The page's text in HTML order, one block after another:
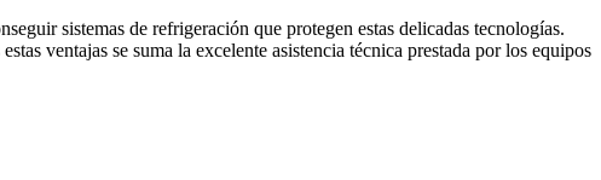
sistemas de refrigeración que protegen estas delicadas tecnologías.
ventajas se suma la excelente asistencia técnica prestada por los equipos